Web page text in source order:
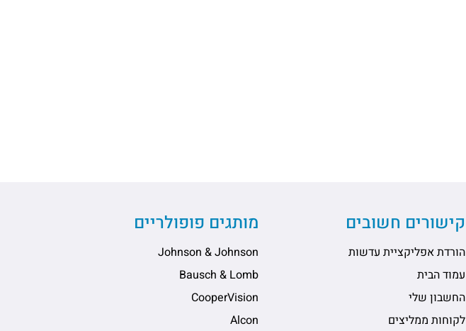
קישורים חשובים
הורדת אפליקציית עדשות
עמוד הבית
החשבון שלי
לקוחות ממליצים
מותגים פופולריים
Johnson & Johnson
Bausch & Lomb
CooperVision
Alcon